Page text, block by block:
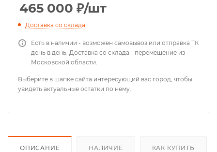
465 000 ₽/шт
Доставка со склада
Есть в наличии - возможен самовывоз или отправка ТК
день в день. Доставка со склада - перемещение из
Московской области.
Выберите в шапке сайта интересующий вас город, чтобы
увидеть актуальные остатки по нему.
ОПИСАНИЕ НАЛИЧИЕ КАК КУПИТЬ